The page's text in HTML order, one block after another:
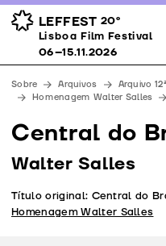
LEFFEST 20º
Lisboa Film Festival 06–15.11.2026
Prémios
Espaços
Apoios
Equipa
Downloads
Contactos
Lisboa Film Festival
06–15.11.2026
Sobre Arquivos Arquivo
Homenagem Walter Salles
Central do
Walter Salles
Título original: Central do
Homenagem Walter Salles